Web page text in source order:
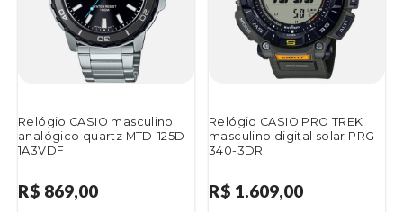
Relógio CASIO masculino
analógico quartz MTD-125D-
1A3VDF
R$ 869,00
Relógio CASIO PRO TREK
masculino digital solar PRG-
340-3DR
R$ 1.609,00